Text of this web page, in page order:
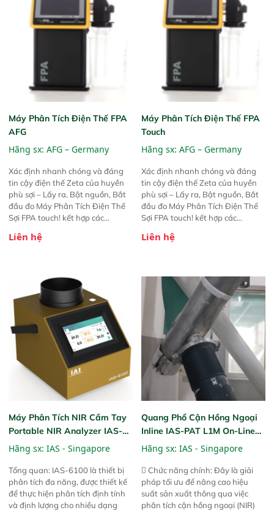
Máy Phân Tích Điện Thế FPA
AFG
Hãng sx: AFG – Germany
Xác định nhanh chóng và đáng
tin cậy điện thế Zeta của huyền
phù sợi – Lấy ra, Bật nguồn, Bắt
đầu đo Máy Phân Tích Điện Thế
Sợi FPA touch! kết hợp các
được chứng minh với sự đơn giản
trước đó. Nhưng so với các phiên
bản trước, FPA touch! nhỏ hơn và
nhẹ hơn đáng kể, đồng thời được
nâng cấp với các tính năng mới.
Liên hệ
Máy Phân Tích Điện Thế FPA
Touch
Hãng sx: AFG – Germany
Xác định nhanh chóng và đáng
tin cậy điện thế Zeta của huyền
phù sợi – Lấy ra, Bật nguồn, Bắt
đầu đo Máy Phân Tích Điện Thế
Sợi FPA touch! kết hợp các
được chứng minh với sự đơn giản
trước đó. Nhưng so với các phiên
bản trước, FPA touch! nhỏ hơn và
nhẹ hơn đáng kể, đồng thời được
nâng cấp với các tính năng mới.
Liên hệ
Máy Phân Tích NIR Cầm Tay
Portable NIR Analyzer IAS-
6100
Hãng sx: IAS - Singapore
Tổng quan: IAS-6100 là thiết bị
phân tích đa năng, được thiết kế
để thực hiện phân tích định tính
và định lượng cho nhiều dạng
Quang Phổ Cận Hồng Ngoại
Inline IAS-PAT L1M On-Line
NIR
Hãng sx: IAS - Singapore
 Chức năng chính: Đây là giải
pháp tối ưu để nâng cao hiệu
suất sản xuất thông qua việc
phân tích cận hồng ngoại (NIR)